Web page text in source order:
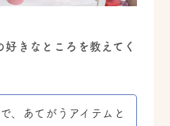
きなところを教えてく
、あてがうアイテムと